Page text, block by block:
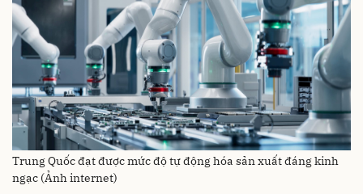
Trung Quốc đạt được mức độ tự động hóa sản xuất đáng kinh
ngạc (Ảnh internet)